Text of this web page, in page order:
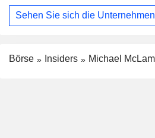
Sehen Sie sich die
Börse Insiders Michael